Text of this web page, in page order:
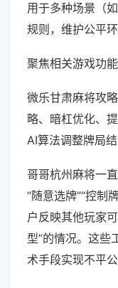
用于多种场景（
规则，维护公平环
聚焦相关游戏功能
微乐甘肃麻将攻
略、暗杠优化、
AI算法调整牌局结
哥哥杭州麻将一
“随意选牌”“控制
户反映其他玩家
型”的情况。这些
术手段实现不平公